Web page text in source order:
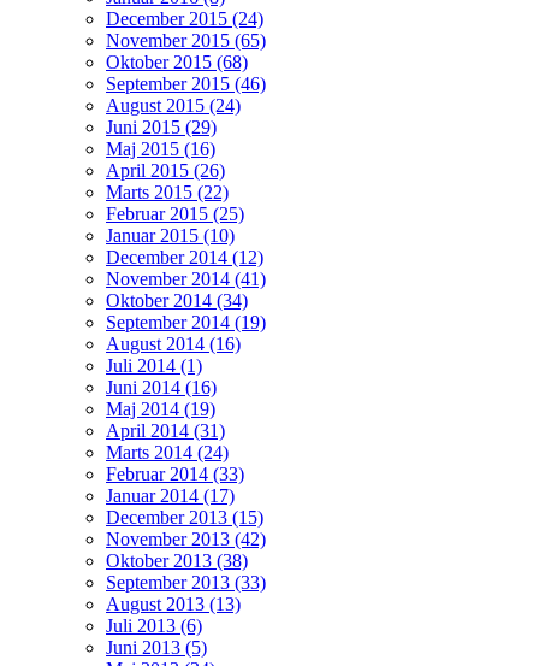
December 2015 (24)
November 2015 (65)
Oktober 2015 (68)
September 2015 (46)
August 2015 (24)
Juni 2015 (29)
Maj 2015 (16)
April 2015 (26)
Marts 2015 (22)
Februar 2015 (25)
Januar 2015 (10)
December 2014 (12)
November 2014 (41)
Oktober 2014 (34)
September 2014 (19)
August 2014 (16)
Juli 2014 (1)
Juni 2014 (16)
Maj 2014 (19)
April 2014 (31)
Marts 2014 (24)
Februar 2014 (33)
Januar 2014 (17)
December 2013 (15)
November 2013 (42)
Oktober 2013 (38)
September 2013 (33)
August 2013 (13)
Juli 2013 (6)
Juni 2013 (5)